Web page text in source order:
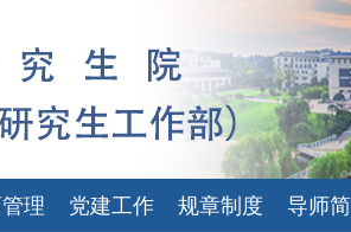
理 党建工作 规章制度 导师